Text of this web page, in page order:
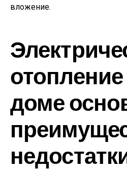
вложение.
доме